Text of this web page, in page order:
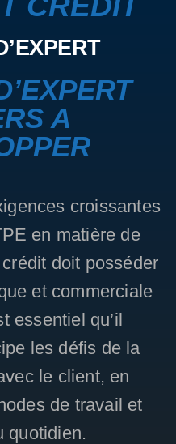
A
croissantes
en matière de
doit posséder
et commerciale
essentiel qu’il
les défis de la
le client, en
de travail et
quotidien.